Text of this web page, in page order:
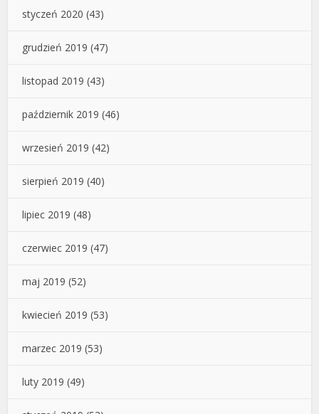
styczeń 2020 (43)
grudzień 2019 (47)
listopad 2019 (43)
październik 2019 (46)
wrzesień 2019 (42)
sierpień 2019 (40)
lipiec 2019 (48)
czerwiec 2019 (47)
maj 2019 (52)
kwiecień 2019 (53)
marzec 2019 (53)
luty 2019 (49)